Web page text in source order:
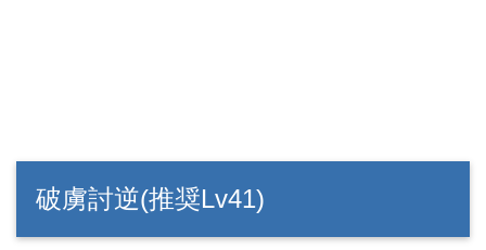
破虜討逆(推奨Lv41)